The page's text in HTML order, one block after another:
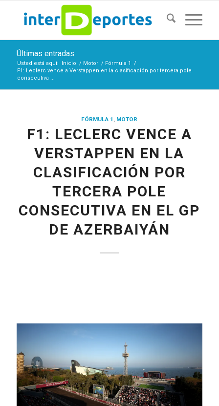
Últimas entradas
Usted está aquí: Inicio / Motor / Fórmula 1
/
F1: Leclerc vence a Verstappen en la clasificación por tercera pole
consecutiva ...
FÓRMULA 1 , MOTOR
F1: LECLERC VENCE A
VERSTAPPEN EN LA
CLASIFICACIÓN POR
TERCERA POLE
CONSECUTIVA EN EL GP
DE AZERBAIYÁN